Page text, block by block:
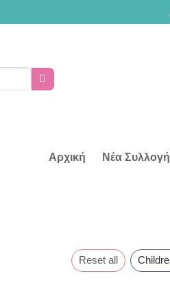
Αρχική Νέα Συλλογή
Reset all